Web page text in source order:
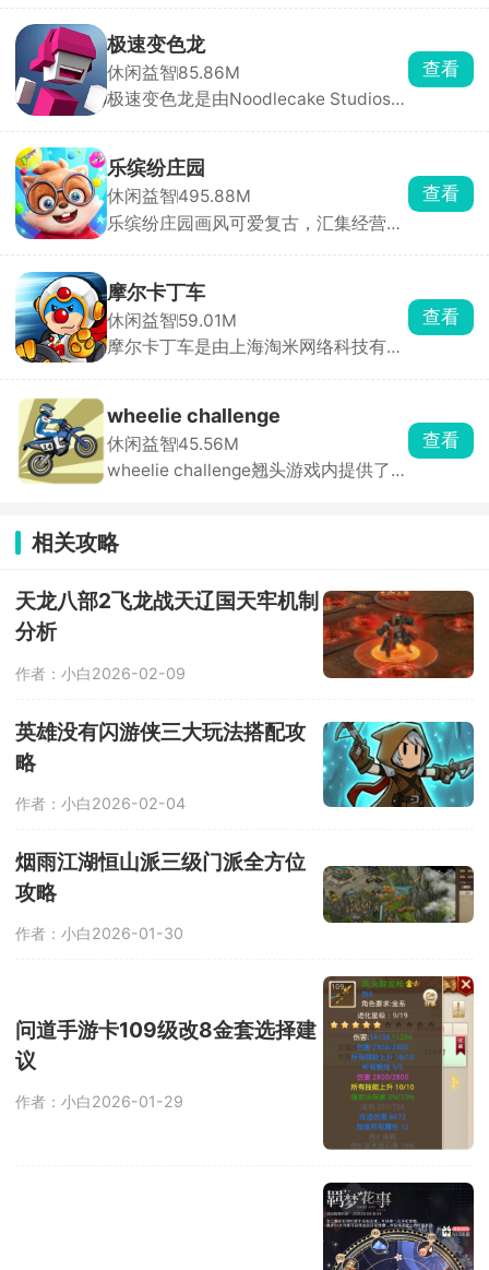
世界中的人物都可以，然后神灯就会开
始对玩家提问，玩家只需要回答是或不
是，几轮下来神灯就会猜到这个人。除
了最基础的问答，游戏还设置了很多其
极速变色龙
休闲益智85.86M
极速变色龙是由Noodlecake Studios打
注于操作与节奏。游戏独创变色系统，
角色自动前进，玩家只需通过双按钮控
制跳跃、双连跳与颜色切换，保持与脚
下平台颜色一致才能安全落地。
查看
乐缤纷庄园
休闲益智495.88M
乐缤纷庄园画风可爱复古，汇集经营、
欢，在永森镇村长的劝说下重拾儿时记
忆，决心重建记忆中的大树庄园。从零
开始收集资源、设计建筑、布置庄园，
让这片土地重焕生机。
查看
摩尔卡丁车
休闲益智59.01M
摩尔卡丁车是由上海淘米网络科技有限
良，整体充满治愈卡通风格。玩家扮演
可爱的小摩尔角色，驾驶赛车与对手展
开激烈角逐，通过加速超越、合理使用
道具打击敌人，目标只有一个，甩开所
查看
wheelie challenge
休闲益智45.56M
wheelie challenge翘头游戏内提供了
入不同的地图场景，驾驶车辆行驶，完
成一系列高难度动作，保持平衡，获得
够打造极具特色的车辆，完成更多的挑
战。
查看
相关攻略
天龙八部2飞龙战天辽国天牢机制
分析
作者：小白2026-02-09
英雄没有闪游侠三大玩法搭配攻
略
作者：小白2026-02-04
烟雨江湖恒山派三级门派全方位
攻略
作者：小白2026-01-30
问道手游卡109级改8金套选择建
议
作者：小白2026-01-29